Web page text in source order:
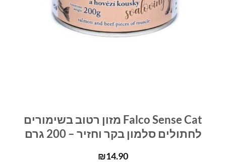
Falco Sense Cat מזון רטוב בשימורים
לחתולים סלמון בקר וחזיר – 200 גרם
₪14.90